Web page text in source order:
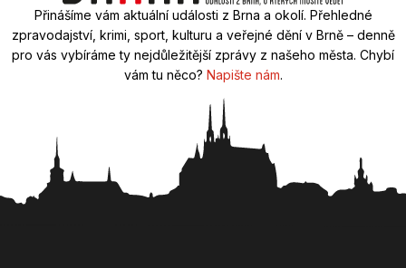
Přinášíme vám aktuální události z Brna a okolí. Přehledné
zpravodajství, krimi, sport, kulturu a veřejné dění v Brně – denně
pro vás vybíráme ty nejdůležitější zprávy z našeho města. Chybí
vám tu něco? Napište nám.